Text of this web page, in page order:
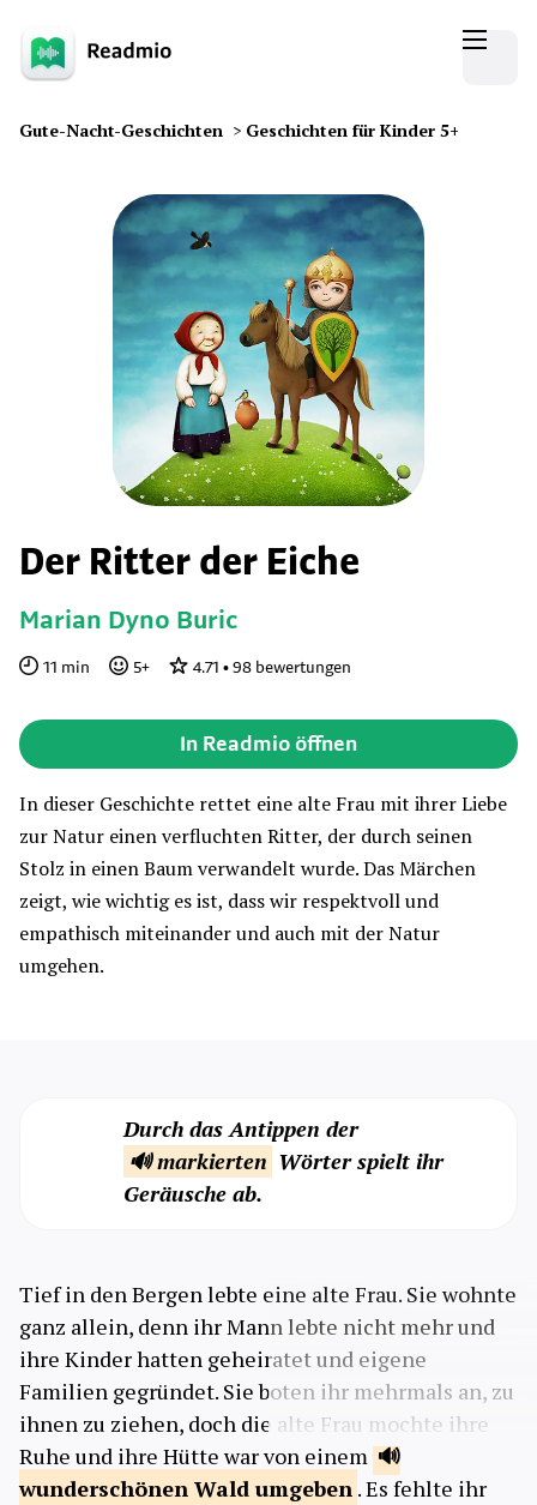
Gute-Nacht-Geschichten > Geschichten für Kinder 5+
Der Ritter der Eiche
Marian Dyno Buric
11 min 5+ 4.71 • 98 bewertungen
In Readmio öffnen
In dieser Geschichte rettet eine alte Frau mit ihrer Liebe
zur Natur einen verfluchten Ritter, der durch seinen
Stolz in einen Baum verwandelt wurde. Das Märchen
zeigt, wie wichtig es ist, dass wir respektvoll und
empathisch miteinander und auch mit der Natur
umgehen.
Durch das Antippen der
🔊 markierten Wörter spielt ihr
Geräusche ab.
Tief in den Bergen lebte eine alte Frau. Sie wohnte
ganz allein, denn ihr Mann lebte nicht mehr und
ihre Kinder hatten geheiratet und eigene
Familien gegründet. Sie boten ihr mehrmals an, zu
ihnen zu ziehen, doch die alte Frau mochte ihre
Ruhe und ihre Hütte war von einem
wunderschönen Wald umgeben . Es fehlte ihr